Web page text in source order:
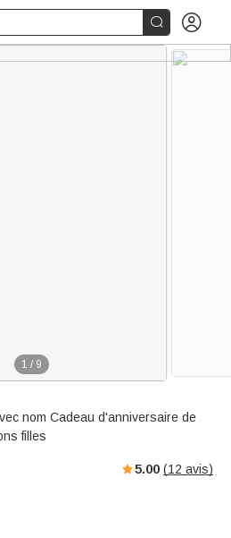
 
1 / 9
nom Cadeau d'anniversaire de
filles
5.00 (12 avis)